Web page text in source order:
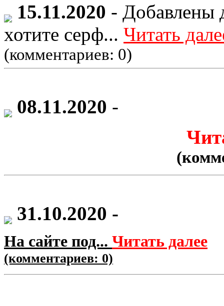
15.11.2020 - Добавлены
хотите серф... Читать
(комментариев: 0)
08.11.2020 -
31.10.2020 -
На сайте под... Читать далее
(комментариев: 0)